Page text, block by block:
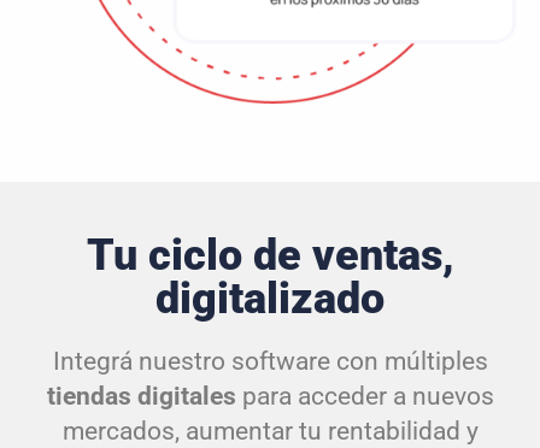
Tu ciclo de ventas,
digitalizado
Integrá nuestro software con múltiples
tiendas digitales para acceder a nuevos
mercados, aumentar tu rentabilidad y